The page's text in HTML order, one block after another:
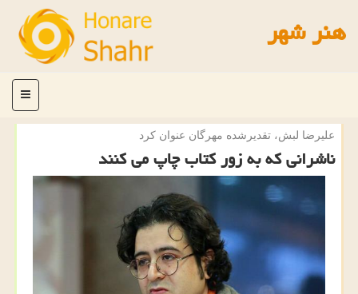
هنر شهر
منو
علیرضا لبش، تقدیرشده مهرگان عنوان كرد
ناشرانی كه به زور كتاب چاپ می كنند